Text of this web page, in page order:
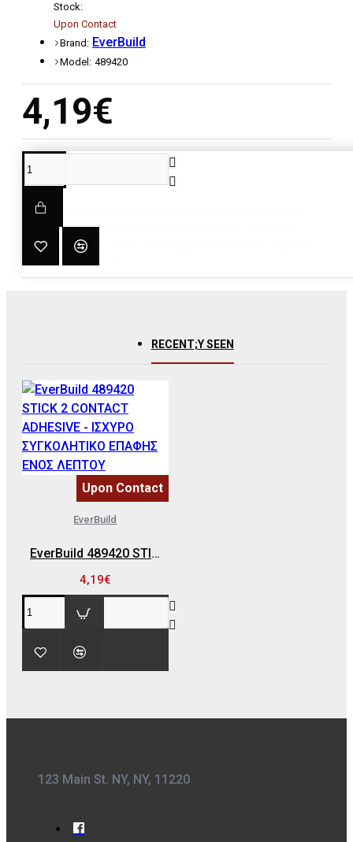
4,19€
Stock:
Upon Contact
Brand: EverBuild
Model: 489420
Το Stick2 Contact Adhesive είναι εξαιρετικής απόδοσης
συγκολλητικό στιγμής, κατάλληλο για εσωτερική και
εξωτερική χρήση, για υποστρώματα όπως laminate, ξύλο,
συγκόλληση σε 1 λεπτό. ΣΥΣΚΕΥΑΣΙΑ: 30 ML ΧΡΩΜΑ: ΜΠΕΖ
RECENT;Y SEEN
Upon Contact
EverBuild
EverBuild 489420 STICK 2 CONTACT ADHESIVE - ΙΣΧΥΡΟ ΣΥΓΚΟΛΗΤΙΚΟ ΕΠΑΦΗΣ ΕΝΟΣ ΛΕΠΤΟΥ
4,19€
123 Main St. NY, NY, 11220